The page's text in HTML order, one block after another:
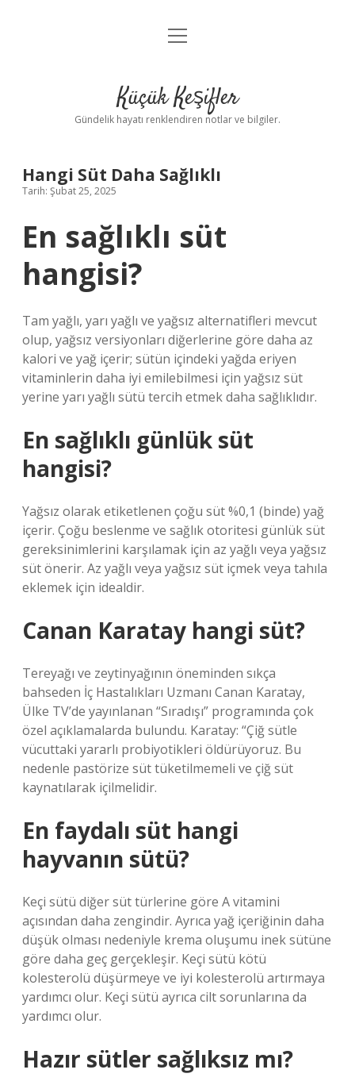
Anasayfa
Yasal Uyarı
menüyü
Küçük Keşifler
Gündelik hayatı renklendiren notlar ve bilgiler.
Hangi Süt Daha Sağlıklı
Tarih: Şubat 25, 2025
En sağlıklı süt
hangisi?
Tam yağlı, yarı yağlı ve yağsız alternatifleri mevcut
olup, yağsız versiyonları diğerlerine göre daha az
kalori ve yağ içerir; sütün içindeki yağda eriyen
vitaminlerin daha iyi emilebilmesi için yağsız süt
yerine yarı yağlı sütü tercih etmek daha sağlıklıdır.
En sağlıklı günlük süt
hangisi?
Yağsız olarak etiketlenen çoğu süt %0,1 (binde) yağ
içerir. Çoğu beslenme ve sağlık otoritesi günlük süt
gereksinimlerini karşılamak için az yağlı veya yağsız
süt önerir. Az yağlı veya yağsız süt içmek veya tahıla
eklemek için idealdir.
Canan Karatay hangi süt?
Tereyağı ve zeytinyağının öneminden sıkça
bahseden İç Hastalıkları Uzmanı Canan Karatay,
Ülke TV’de yayınlanan “Sıradışı” programında çok
özel açıklamalarda bulundu. Karatay: “Çiğ sütle
vücuttaki yararlı probiyotikleri öldürüyoruz. Bu
nedenle pastörize süt tüketilmemeli ve çiğ süt
kaynatılarak içilmelidir.
En faydalı süt hangi
hayvanın sütü?
Keçi sütü diğer süt türlerine göre A vitamini
açısından daha zengindir. Ayrıca yağ içeriğinin daha
düşük olması nedeniyle krema oluşumu inek sütüne
göre daha geç gerçekleşir. Keçi sütü kötü
kolesterolü düşürmeye ve iyi kolesterolü artırmaya
yardımcı olur. Keçi sütü ayrıca cilt sorunlarına da
yardımcı olur.
Hazır sütler sağlıksız mı?